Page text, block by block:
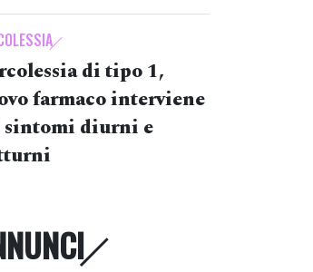
di tipo 1,
farmaco interviene
sintomi diurni e